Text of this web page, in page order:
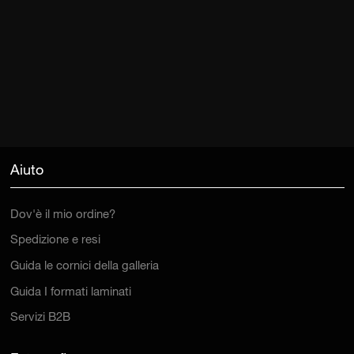
Aiuto
Dov'è il mio ordine?
Spedizione e resi
Guida le cornici della galleria
Guida I formati laminati
Servizi B2B